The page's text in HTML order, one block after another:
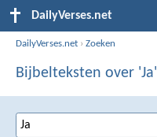
DailyVerses.net
DailyVerses.net ›Zoeken
Bijbelteksten over 'Ja'